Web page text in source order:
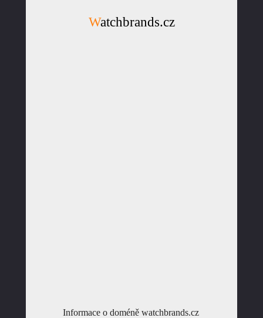
Watchbrands.cz
Informace o doméně watchbrands.cz